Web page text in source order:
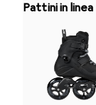
Pattini in linea